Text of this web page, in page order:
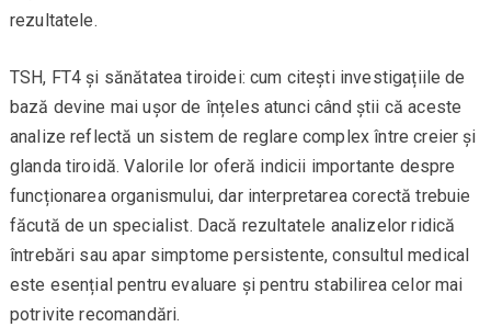
rezultatele.
TSH, FT4 și sănătatea tiroidei: cum citești investigațiile de
bază devine mai ușor de înțeles atunci când știi că aceste
analize reflectă un sistem de reglare complex între creier și
glanda tiroidă. Valorile lor oferă indicii importante despre
funcționarea organismului, dar interpretarea corectă trebuie
făcută de un specialist. Dacă rezultatele analizelor ridică
întrebări sau apar simptome persistente, consultul medical
este esențial pentru evaluare și pentru stabilirea celor mai
potrivite recomandări.